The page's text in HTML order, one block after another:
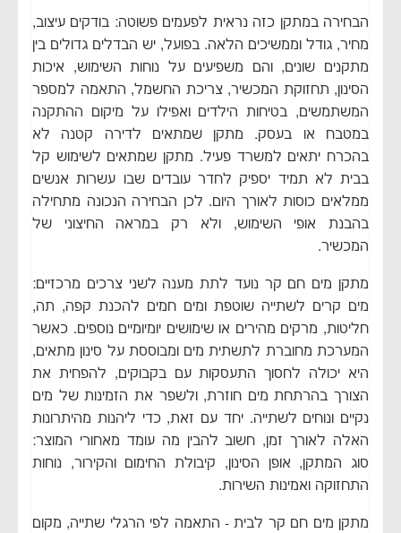
הבחירה במתקן כזה נראית לפעמים פשוטה: בודקים עיצוב,
מחיר, גודל וממשיכים הלאה. בפועל, יש הבדלים גדולים בין
מתקנים שונים, והם משפיעים על נוחות השימוש, איכות
הסינון, תחזוקת המכשיר, צריכת החשמל, התאמה למספר
המשתמשים, בטיחות הילדים ואפילו על מיקום ההתקנה
במטבח או בעסק. מתקן שמתאים לדירה קטנה לא
בהכרח יתאים למשרד פעיל. מתקן שמתאים לשימוש קל
בבית לא תמיד יספיק לחדר עובדים שבו עשרות אנשים
ממלאים כוסות לאורך היום. לכן הבחירה הנכונה מתחילה
בהבנת אופי השימוש, ולא רק במראה החיצוני של
המכשיר.
מתקן מים חם קר נועד לתת מענה לשני צרכים מרכזיים:
מים קרים לשתייה שוטפת ומים חמים להכנת קפה, תה,
חליטות, מרקים מהירים או שימושים יומיומיים נוספים. כאשר
המערכת מחוברת לתשתית מים ומבוססת על סינון מתאים,
היא יכולה לחסוך התעסקות עם בקבוקים, להפחית את
הצורך בהרתחת מים חוזרת, ולשפר את הזמינות של מים
נקיים ונוחים לשתייה. יחד עם זאת, כדי ליהנות מהיתרונות
האלה לאורך זמן, חשוב להבין מה עומד מאחורי המוצר:
סוג המתקן, אופן הסינון, קיבולת החימום והקירור, נוחות
התחזוקה ואמינות השירות.
מתקן מים חם קר לבית - התאמה לפי הרגלי שתייה, מקום